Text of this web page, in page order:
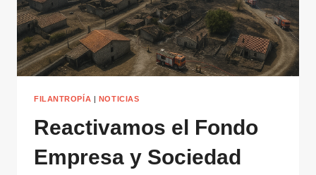
FILANTROPÍA | NOTICIAS
Reactivamos el Fondo
Empresa y Sociedad